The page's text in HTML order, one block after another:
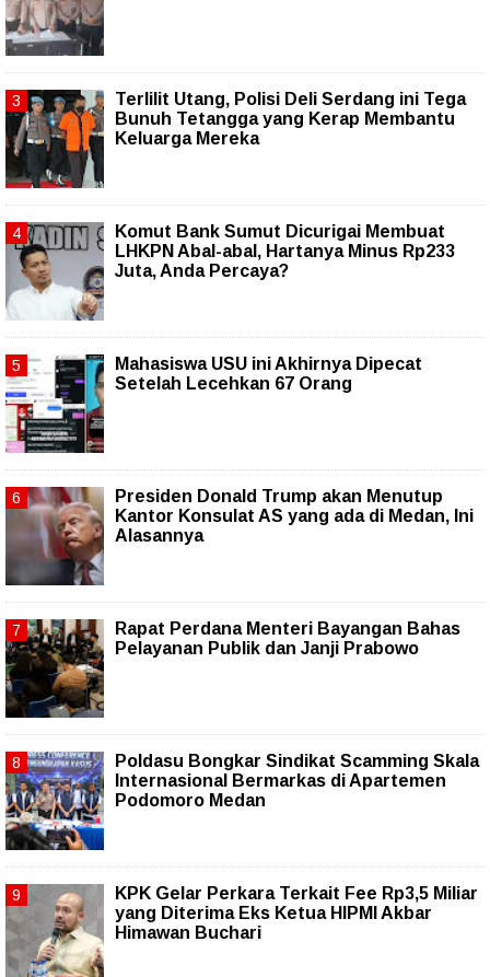
Terlilit Utang, Polisi Deli Serdang ini Tega
Bunuh Tetangga yang Kerap Membantu
Keluarga Mereka
Komut Bank Sumut Dicurigai Membuat
LHKPN Abal-abal, Hartanya Minus Rp233
Juta, Anda Percaya?
Mahasiswa USU ini Akhirnya Dipecat
Setelah Lecehkan 67 Orang
Presiden Donald Trump akan Menutup
Kantor Konsulat AS yang ada di Medan, Ini
Alasannya
Rapat Perdana Menteri Bayangan Bahas
Pelayanan Publik dan Janji Prabowo
Poldasu Bongkar Sindikat Scamming Skala
Internasional Bermarkas di Apartemen
Podomoro Medan
KPK Gelar Perkara Terkait Fee Rp3,5 Miliar
yang Diterima Eks Ketua HIPMI Akbar
Himawan Buchari